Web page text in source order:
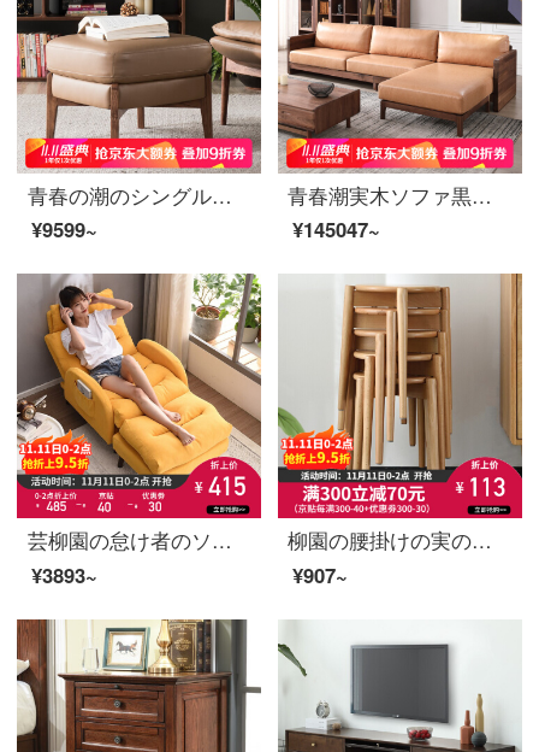
青春の潮のシングルソファーの椅子の客間のレジャーチェア北欧の1人の真皮のソファーの椅子の烏金の木のシングルのソファーは単独で足を踏みます
¥9599~
青春潮実木ソファ黒胡桃木貴妃回転角ソファ北欧別荘科技布大ソファー四名+畳科学技術布3.3 m
¥145047~
芸柳園の怠け者のソファーのベランダの背もたれの椅子は折り畳むことができます。
¥3893~
柳園の腰掛けの実の木の腰掛けの家庭用の高い腰掛けの丸い腰掛けは化粧の腰掛けの四角な腰掛けのアイデアのファッション的な低い腰掛けの居間の食事の腰掛けの木の腰掛けの腰掛け【円形】の原木の色-ケヤキの木
¥907~